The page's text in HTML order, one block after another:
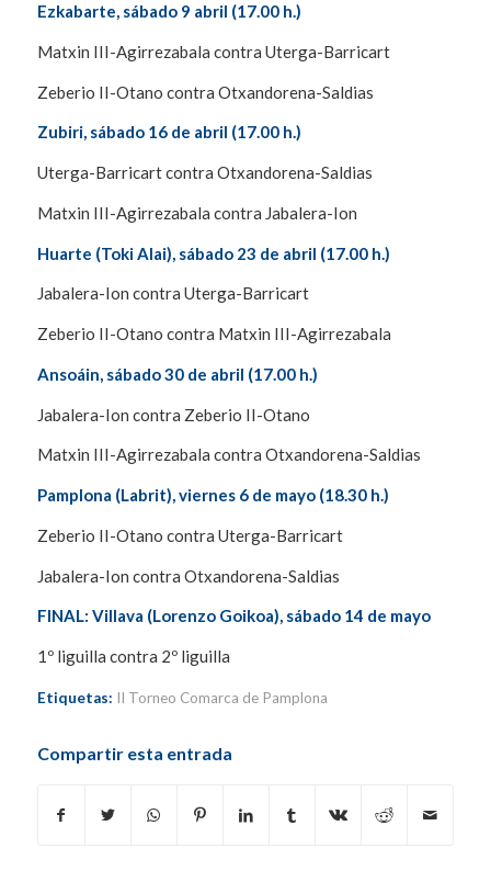
Ezkabarte, sábado 9 abril (17.00 h.)
Matxin III-Agirrezabala contra Uterga-Barricart
Zeberio II-Otano contra Otxandorena-Saldias
Zubiri, sábado 16 de abril (17.00 h.)
Uterga-Barricart contra Otxandorena-Saldias
Matxin III-Agirrezabala contra Jabalera-Ion
Huarte (Toki Alai), sábado 23 de abril (17.00 h.)
Jabalera-Ion contra Uterga-Barricart
Zeberio II-Otano contra Matxin III-Agirrezabala
Ansoáin, sábado 30 de abril (17.00 h.)
Jabalera-Ion contra Zeberio II-Otano
Matxin III-Agirrezabala contra Otxandorena-Saldias
Pamplona (Labrit), viernes 6 de mayo (18.30 h.)
Zeberio II-Otano contra Uterga-Barricart
Jabalera-Ion contra Otxandorena-Saldias
FINAL: Villava (Lorenzo Goikoa), sábado 14 de mayo
1º liguilla contra 2º liguilla
Etiquetas: II Torneo Comarca de Pamplona
Compartir esta entrada